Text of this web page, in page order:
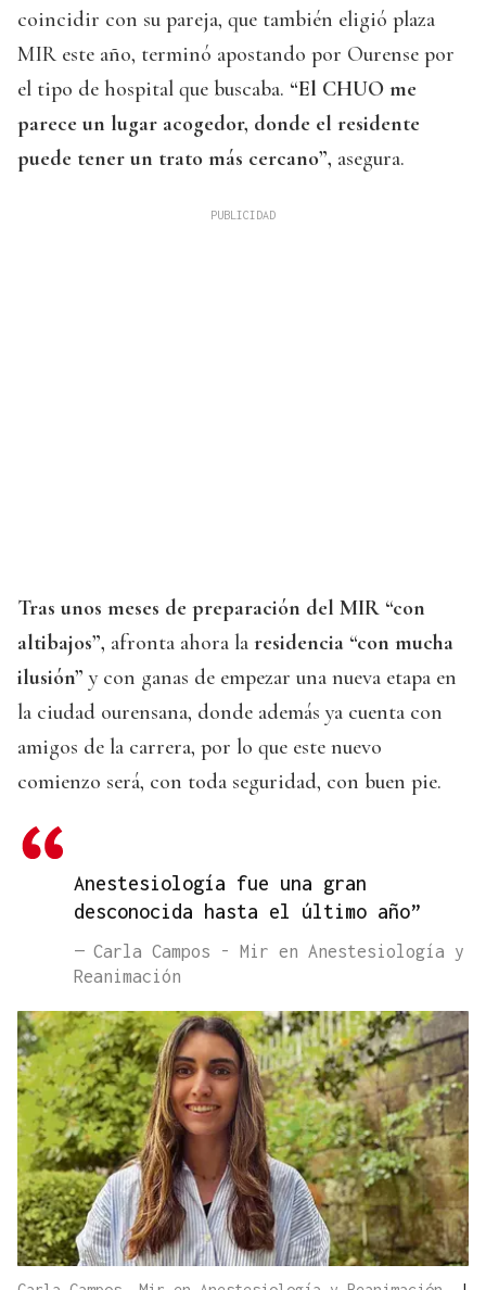
coincidir con su pareja, que también eligió plaza
MIR este año, terminó apostando por Ourense por
el tipo de hospital que buscaba. “El CHUO me
parece un lugar acogedor, donde el residente
puede tener un trato más cercano”, asegura.
Tras unos meses de preparación del MIR “con
altibajos”, afronta ahora la residencia “con mucha
ilusión” y con ganas de empezar una nueva etapa en
la ciudad ourensana, donde además ya cuenta con
amigos de la carrera, por lo que este nuevo
comienzo será, con toda seguridad, con buen pie.
Anestesiología fue una gran
desconocida hasta el último año”
— Carla Campos - Mir en Anestesiología y
Reanimación